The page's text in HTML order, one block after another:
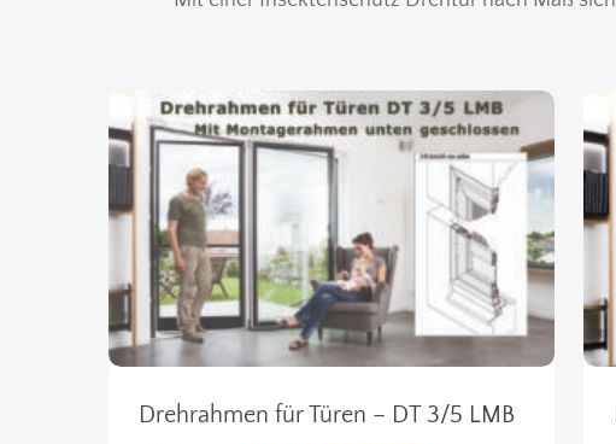
Drehrahmen für Türen – DT 3/5 LMB